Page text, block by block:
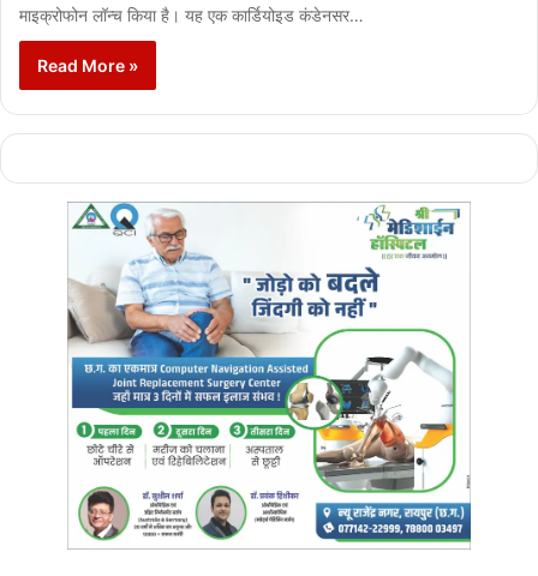
माइक्रोफोन लॉन्च किया है। यह एक कार्डियोइड कंडेनसर…
Read More »